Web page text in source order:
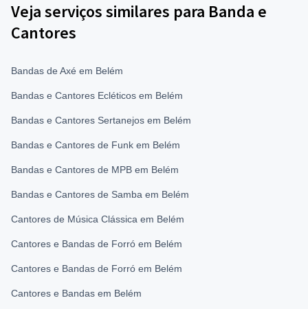
Veja serviços similares para Banda e
Cantores
Bandas de Axé em Belém
Bandas e Cantores Ecléticos em Belém
Bandas e Cantores Sertanejos em Belém
Bandas e Cantores de Funk em Belém
Bandas e Cantores de MPB em Belém
Bandas e Cantores de Samba em Belém
Cantores de Música Clássica em Belém
Cantores e Bandas de Forró em Belém
Cantores e Bandas de Forró em Belém
Cantores e Bandas em Belém